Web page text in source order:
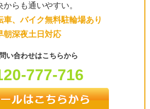
らも通いやすい。
車、バイク無料駐輪場あり
深夜土日対応
い合わせはこちらから
777-716